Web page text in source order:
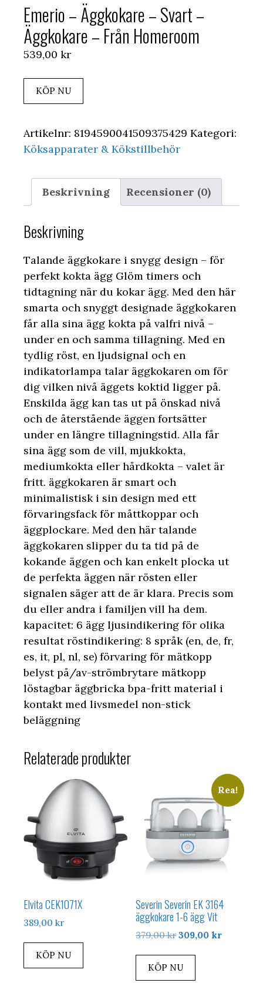
Emerio – Äggkokare – Svart –
Äggkokare – Från Homeroom
539,00 kr
KÖP NU
Artikelnr: 8194590041509375429 Kategori:
Köksapparater & Kökstillbehör
Beskrivning Recensioner (0)
Beskrivning
Talande äggkokare i snygg design – för
perfekt kokta ägg Glöm timers och
tidtagning när du kokar ägg. Med den här
smarta och snyggt designade äggkokaren
får alla sina ägg kokta på valfri nivå –
under en och samma tillagning. Med en
tydlig röst, en ljudsignal och en
indikatorlampa talar äggkokaren om för
dig vilken nivå äggets koktid ligger på.
Enskilda ägg kan tas ut på önskad nivå
och de återstående äggen fortsätter
under en längre tillagningstid. Alla får
sina ägg som de vill, mjukkokta,
mediumkokta eller hårdkokta – valet är
fritt. äggkokaren är smart och
minimalistisk i sin design med ett
förvaringsfack för måttkoppar och
äggplockare. Med den här talande
äggkokaren slipper du ta tid på de
kokande äggen och kan enkelt plocka ut
de perfekta äggen när rösten eller
signalen säger att de är klara. Precis som
du eller andra i familjen vill ha dem.
kapacitet: 6 ägg ljusindikering för olika
resultat röstindikering: 8 språk (en, de, fr,
es, it, pl, nl, se) förvaring för mätkopp
belyst på/av-strömbrytare mätkopp
löstagbar äggbricka bpa-fritt material i
kontakt med livsmedel non-stick
beläggning
Relaterade produkter
Elvita CEK1071X
389,00 kr
KÖP NU
Rea!
Severin Severin EK 3164
äggkokare 1-6 ägg Vit
379,00krDet
var:
309,00 krDet
KÖP NU